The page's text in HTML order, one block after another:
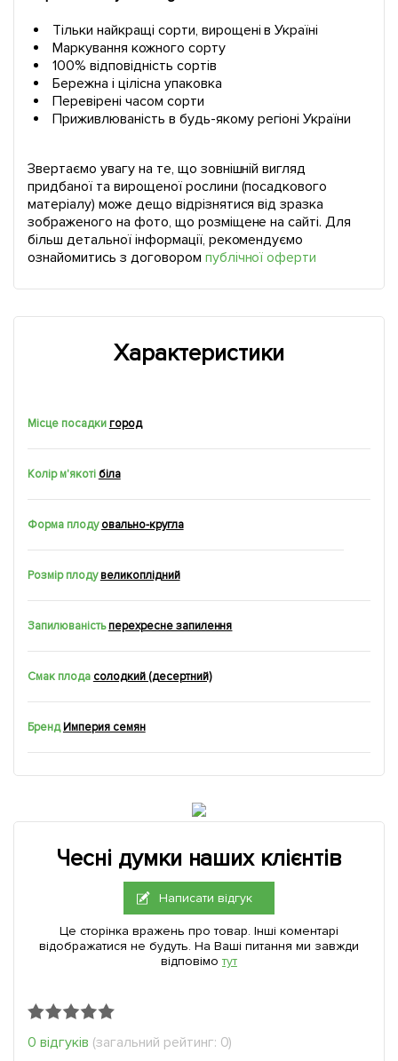
Тільки найкращі сорти, вирощені в Україні
Маркування кожного сорту
100% відповідність сортів
Бережна і цілісна упаковка
Перевірені часом сорти
Приживлюваність в будь-якому регіоні України
Звертаємо увагу на те, що зовнішній вигляд
придбаної та вирощеної рослини (посадкового
матеріалу) може дещо відрізнятися від зразка
зображеного на фото, що розміщене на сайті. Для
більш детальної інформації, рекомендуємо
ознайомитись з договором публічної оферти
Характеристики
Місце посадки город
Колір м'якоті біла
Форма плоду овально-кругла
Розмір плодувеликоплідний
Запилюваність перехресне запилення
Смак плода солодкий (десертний)
Бренд Империя семян
Чесні думки наших клієнтів
Написати відгук
Це сторінка вражень про товар. Інші коментарі
відображатися не будуть. На Ваші питання ми завжди
відповімо тут
0 відгуків (загальний рейтинг: 0)